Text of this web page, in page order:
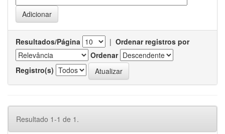
Resultados/Página | Ordenar registros por
Ordenar
Registro(s)
Resultado 1-1 de 1.